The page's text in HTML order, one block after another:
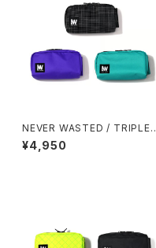
NEVER WASTED / TRIPLEY
ES
¥4,950